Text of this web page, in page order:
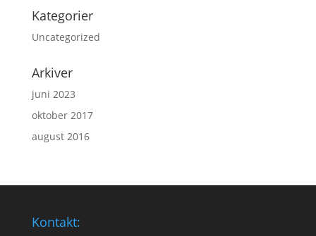
Kategorier
Uncategorized
Arkiver
juni 2023
oktober 2017
august 2016
Kontakt: